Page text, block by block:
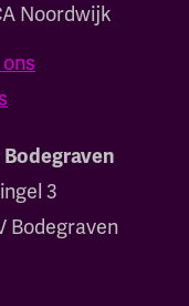
Noordwijk
3
Bodegraven